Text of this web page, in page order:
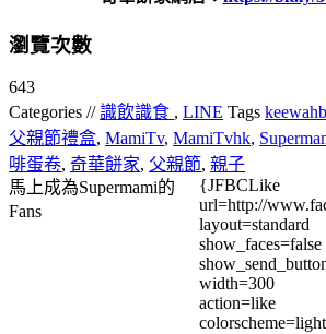
瀏覽次數
643
Categories //識飲識食 , LINE Tags
父親節禮盒, MamiTv, MamiTvhk,
啡蛋卷, 奇華餅家, 父親節, 親子
馬上成為Supermami的
Fans
{JFBCLike
url=http://
layout=standard
show_faces=false
width=300
action=like